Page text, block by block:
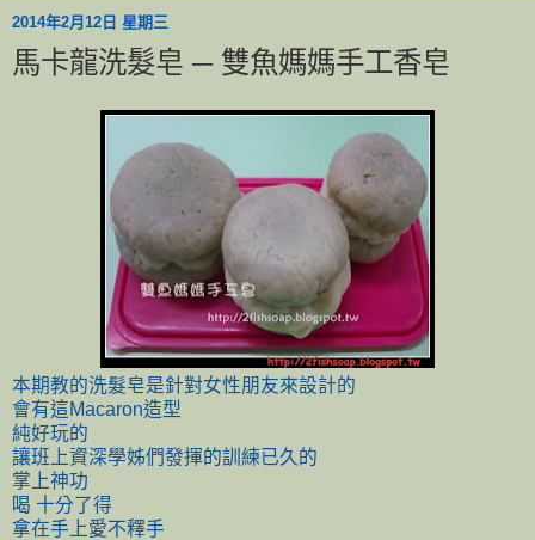
2014年2月12日 星期三
馬卡龍洗髮皂 ─ 雙魚媽媽手工香皂
本期教的洗髮皂是針對女性朋友來設計的
會有這Macaron造型
純好玩的
讓班上資深學姊們發揮的訓練已久的
掌上神功
喝 十分了得
拿在手上愛不釋手